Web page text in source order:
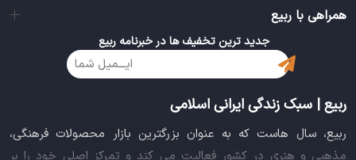
همراهی با ربیع
جدید ترین تخفیف ها در خبرنامه ربیع
ربیع | سبک زندگی ایرانی اسلامی
ربیع، سال هاست که به عنوان بزرگترین بازار محصولات فرهنگی،